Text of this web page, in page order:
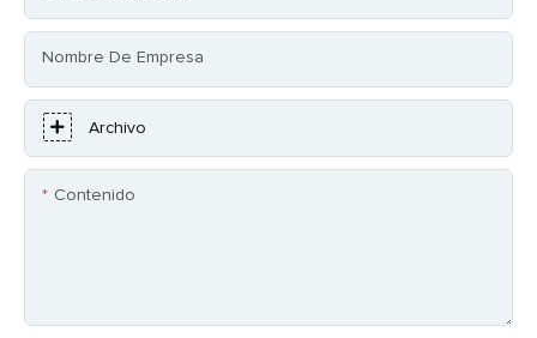
Nombre De Empresa
Archivo
Contenido